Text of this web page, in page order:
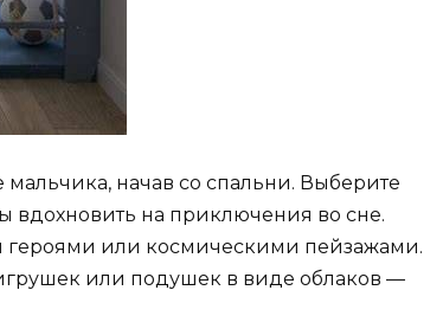
начав со спальни. Выберите
вдохновить на приключения во сне.
героями или космическими пейзажами.
или подушек в виде облаков —